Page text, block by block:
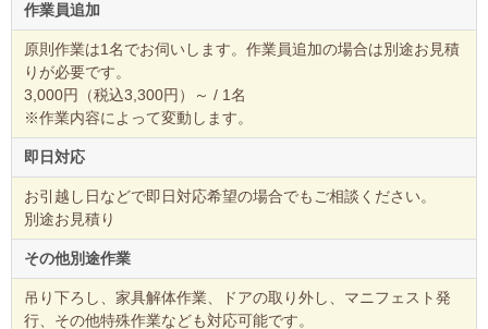
作業員追加
原則作業は1名でお伺いします。作業員追加の場合は別途お見積
りが必要です。
3,000円（税込3,300円）～ / 1名
※作業内容によって変動します。
即日対応
お引越し日などで即日対応希望の場合でもご相談ください。
別途お見積り
その他別途作業
吊り下ろし、家具解体作業、ドアの取り外し、マニフェスト発
行、その他特殊作業なども対応可能です。